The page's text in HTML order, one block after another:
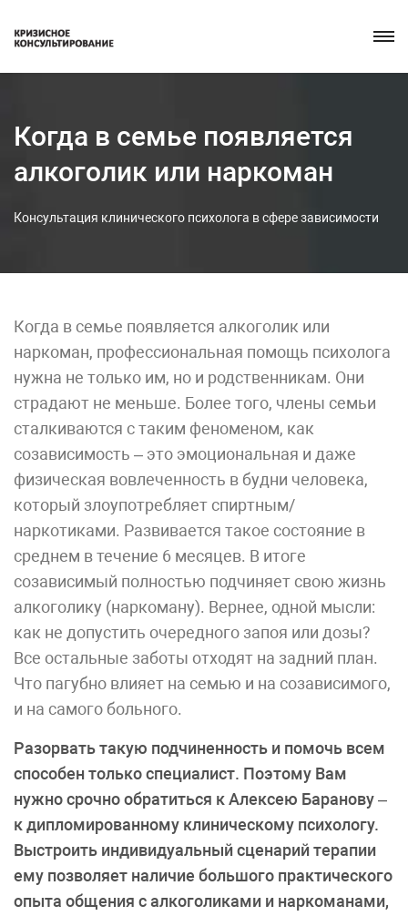
Когда в семье появляется
алкоголик или наркоман
Консультация клинического психолога в сфере зависимости
Когда в семье появляется алкоголик или
наркоман, профессиональная помощь психолога
нужна не только им, но и родственникам. Они
страдают не меньше. Более того, члены семьи
сталкиваются с таким феноменом, как
созависимость – это эмоциональная и даже
физическая вовлеченность в будни человека,
который злоупотребляет спиртным/
наркотиками. Развивается такое состояние в
среднем в течение 6 месяцев. В итоге
созависимый полностью подчиняет свою жизнь
алкоголику (наркоману). Вернее, одной мысли:
как не допустить очередного запоя или дозы?
Все остальные заботы отходят на задний план.
Что пагубно влияет на семью и на созависимого,
и на самого больного.
Разорвать такую подчиненность и помочь всем
способен только специалист. Поэтому Вам
нужно срочно обратиться к Алексею Баранову –
к дипломированному клиническому психологу.
Выстроить индивидуальный сценарий терапии
ему позволяет наличие большого практического
опыта общения с алкоголиками и наркоманами,